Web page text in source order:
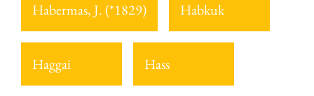
Habermas, J. (*1829) Habkuk
Haggai Hass